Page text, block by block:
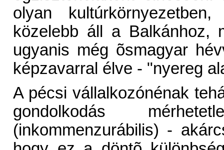
olyan
közelebb áll a Balkánhoz,
ugyanis még õsmagyar
képzavarral élve - "nyereg
A pécsi vállalkozónénak
gondolkodás
(inkommenzurábilis) -